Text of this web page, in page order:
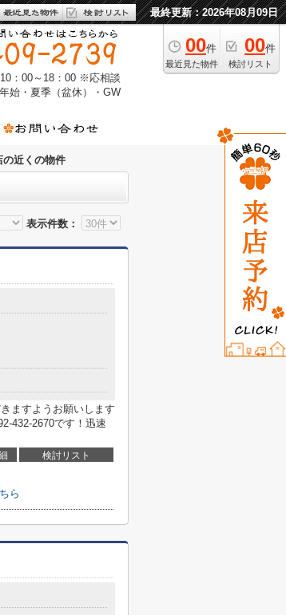
最終更新：2026年08月09日
00件
最近見た物件
00件
検討リスト
：00～18：00 ※応相談
始・夏季（盆休）・GW
の近くの物件
表示件数：
ますようお願いします
432-2670です！迅速
検討リスト
ら